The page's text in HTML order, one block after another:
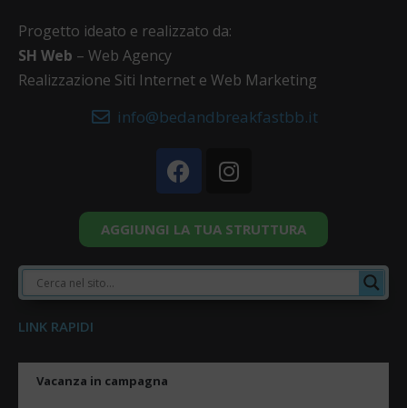
Progetto ideato e realizzato da:
SH Web – Web Agency
Realizzazione Siti Internet e Web Marketing
info@bedandbreakfastbb.it
AGGIUNGI LA TUA STRUTTURA
LINK RAPIDI
Vacanza in campagna